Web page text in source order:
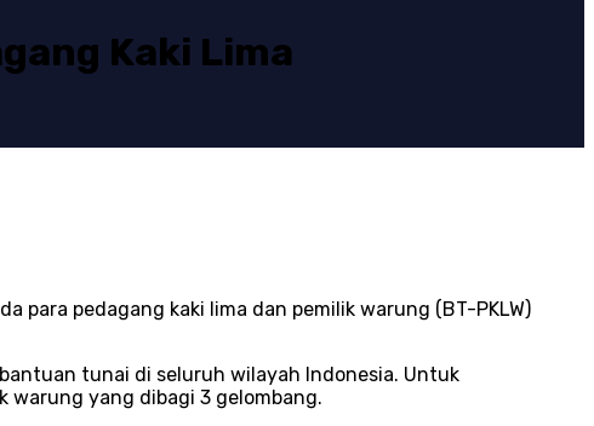
Kaki Lima
para pedagang kaki lima dan pemilik warung (BT-PKLW)
tunai di seluruh wilayah Indonesia. Untuk
warung yang dibagi 3 gelombang.